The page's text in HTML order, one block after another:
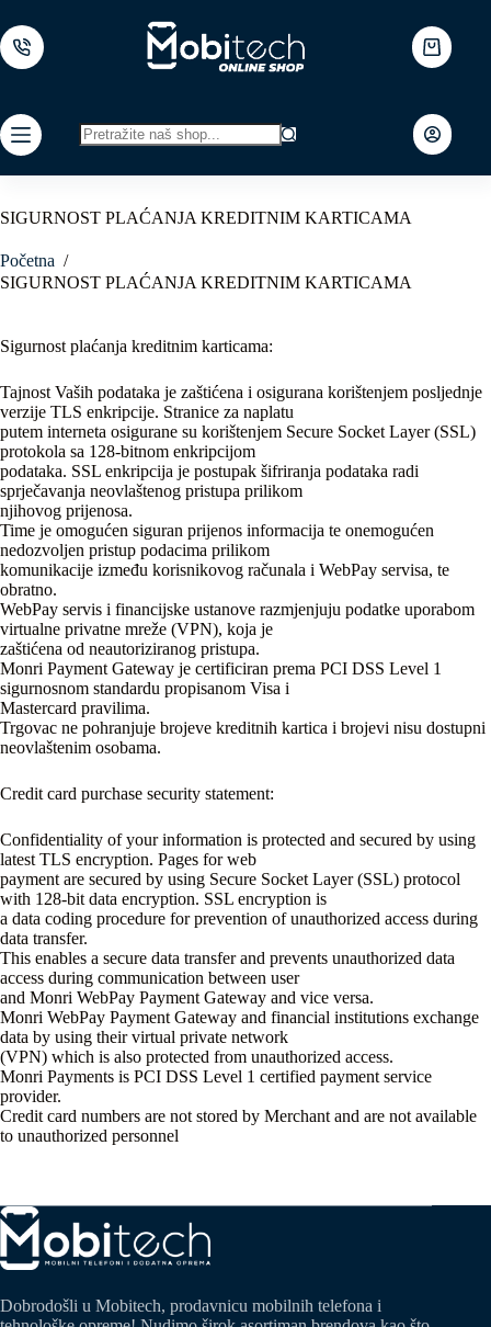
to
content
Shopping
cart
results
SIGURNOST PLAĆANJA KREDITNIM KARTICAMA
Početna /
SIGURNOST PLAĆANJA KREDITNIM KARTICAMA
Sigurnost plaćanja kreditnim karticama:
Tajnost Vaših podataka je zaštićena i osigurana korištenjem posljednje
verzije TLS enkripcije. Stranice za naplatu
putem interneta osigurane su korištenjem Secure Socket Layer (SSL)
protokola sa 128-bitnom enkripcijom
podataka. SSL enkripcija je postupak šifriranja podataka radi
sprječavanja neovlaštenog pristupa prilikom
njihovog prijenosa.
Time je omogućen siguran prijenos informacija te onemogućen
nedozvoljen pristup podacima prilikom
komunikacije između korisnikovog računala i WebPay servisa, te
obratno.
WebPay servis i financijske ustanove razmjenjuju podatke uporabom
virtualne privatne mreže (VPN), koja je
zaštićena od neautoriziranog pristupa.
Monri Payment Gateway je certificiran prema PCI DSS Level 1
sigurnosnom standardu propisanom Visa i
Mastercard pravilima.
Trgovac ne pohranjuje brojeve kreditnih kartica i brojevi nisu dostupni
neovlaštenim osobama.
Credit card purchase security statement:
Confidentiality of your information is protected and secured by using
latest TLS encryption. Pages for web
payment are secured by using Secure Socket Layer (SSL) protocol
with 128-bit data encryption. SSL encryption is
a data coding procedure for prevention of unauthorized access during
data transfer.
This enables a secure data transfer and prevents unauthorized data
access during communication between user
and Monri WebPay Payment Gateway and vice versa.
Monri WebPay Payment Gateway and financial institutions exchange
data by using their virtual private network
(VPN) which is also protected from unauthorized access.
Monri Payments is PCI DSS Level 1 certified payment service
provider.
Credit card numbers are not stored by Merchant and are not available
to unauthorized personnel
Dobrodošli u Mobitech, prodavnicu mobilnih telefona i